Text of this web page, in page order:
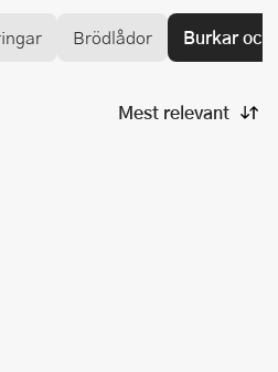
Brödlådor Burkar